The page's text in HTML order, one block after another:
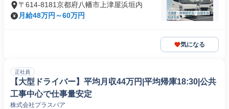
〒614-8181京都府八幡市上津屋浜垣内
月給48万円～60万円
気になる
正社員
【大型ドライバー】平均月収44万円|平均帰庫18:30|公共
工事中心で仕事量安定
株式会社プラスパア